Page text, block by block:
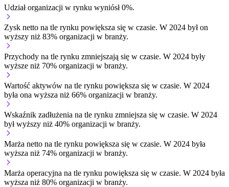
Udział organizacji w rynku wyniósł 0%.
Zysk netto na tle rynku powiększa się w czasie. W 2024 był on
wyższy niż 83% organizacji w branży.
Przychody na tle rynku zmniejszają się w czasie. W 2024 były
wyższe niż 70% organizacji w branży.
Wartość aktywów na tle rynku powiększa się w czasie. W 2024
była ona wyższa niż 66% organizacji w branży.
Wskaźnik zadłużenia na tle rynku zmniejsza się w czasie. W 2024
był wyższy niż 40% organizacji w branży.
Marża netto na tle rynku powiększa się w czasie. W 2024 była
wyższa niż 74% organizacji w branży.
Marża operacyjna na tle rynku powiększa się w czasie. W 2024 była
wyższa niż 80% organizacji w branży.